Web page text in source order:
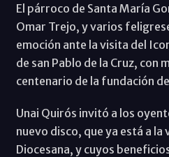
El párroco de Santa María
Omar Trejo, y varios
emoción ante la visita del
de san Pablo de la Cruz, con
centenario de la fundación
Unai Quirós invitó a los
nuevo disco, que ya está a la
Diocesana, y cuyos